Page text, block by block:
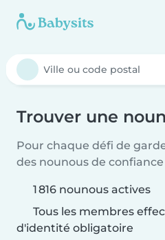
Trouver une
Pour chaque défi de
des nounous de
1 816 nounous actives
Tous les membres
d'identité obligatoire